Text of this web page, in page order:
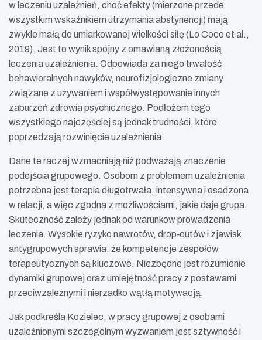
w leczeniu uzależnień, choć efekty (mierzone przede
wszystkim wskaźnikiem utrzymania abstynencji) mają
zwykle małą do umiarkowanej wielkości siłę (Lo Coco et al.,
2019). Jest to wynik spójny z omawianą złożonością
leczenia uzależnienia. Odpowiada za niego trwałość
behawioralnych nawyków, neurofizjologiczne zmiany
związane z używaniem i współwystępowanie innych
zaburzeń zdrowia psychicznego. Podłożem tego
wszystkiego najczęściej są jednak trudności, które
poprzedzają rozwinięcie uzależnienia.
Dane te raczej wzmacniają niż podważają znaczenie
podejścia grupowego. Osobom z problemem uzależnienia
potrzebna jest terapia długotrwała, intensywna i osadzona
w relacji, a więc zgodna z możliwościami, jakie daje grupa.
Skuteczność zależy jednak od warunków prowadzenia
leczenia. Wysokie ryzyko nawrotów, drop‑outów i zjawisk
antygrupowych sprawia, że kompetencje zespołów
terapeutycznych są kluczowe. Niezbędne jest rozumienie
dynamiki grupowej oraz umiejętność pracy z postawami
przeciwzależnymi i nierzadko wątłą motywacją.
Jak podkreśla Kozielec, w pracy grupowej z osobami
uzależnionymi szczególnym wyzwaniem jest sztywność i